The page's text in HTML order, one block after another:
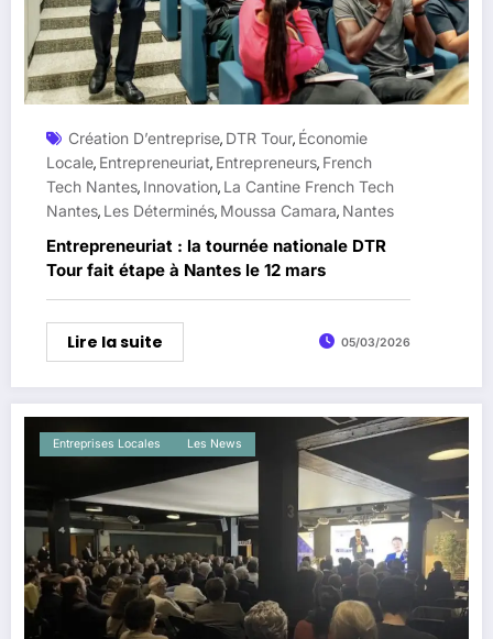
Création D’entreprise, DTR Tour, Économie
Locale, Entrepreneuriat, Entrepreneurs, French
Tech Nantes, Innovation, La Cantine French Tech
Nantes, Les Déterminés, Moussa Camara, Nantes
Entrepreneuriat : la tournée nationale DTR
Tour fait étape à Nantes le 12 mars
Lire la suite 05/03/2026
Entreprises Locales Les News